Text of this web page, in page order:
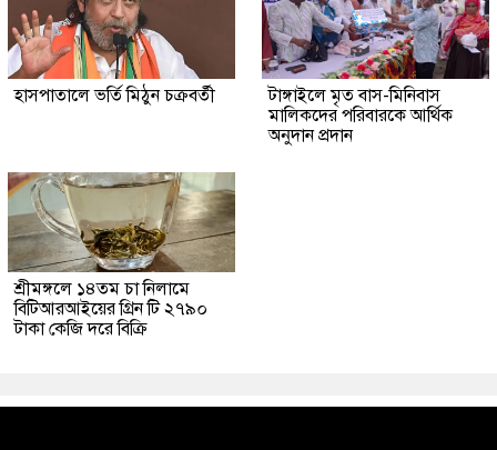
হাসপাতালে ভর্তি মিঠুন চক্রবর্তী
টাঙ্গাইলে মৃত বাস-মিনিবাস
মালিকদের পরিবারকে আর্থিক
অনুদান প্রদান
শ্রীমঙ্গলে ১৪তম চা নিলামে
বিটিআরআইয়ের গ্রিন টি ২৭৯০
টাকা কেজি দরে বিক্রি